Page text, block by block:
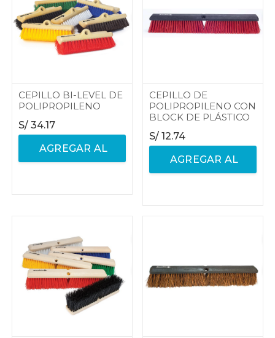
CEPILLO BI-LEVEL DE
POLIPROPILENO
S/ 34.17
AGREGAR AL
CEPILLO DE
POLIPROPILENO CON
BLOCK DE PLÁSTICO
S/ 12.74
AGREGAR AL